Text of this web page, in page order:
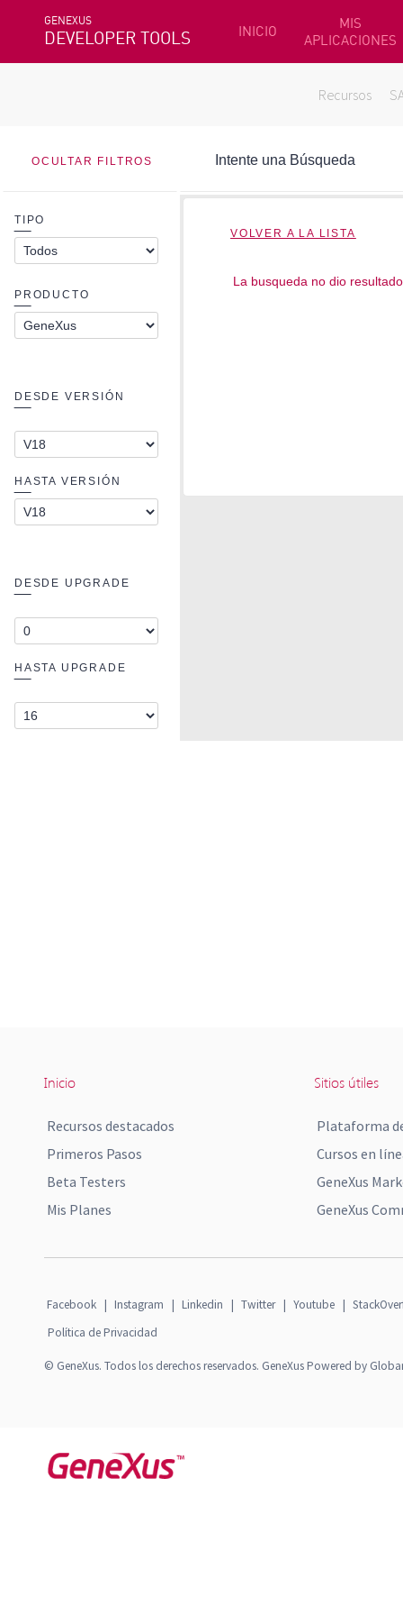
GENEXUS
DEVELOPER TOOLS INICIO
MIS
APLICACIONES
Recursos
Inicio
Recursos destacados
Primeros Pasos
Beta Testers
Mis Planes
Sitios útiles
Plataforma
Cursos en
GeneXus
GeneXus
Facebook | Instagram | Linkedin | Twitter | Youtube |
Política de Privacidad
© GeneXus. Todos los derechos reservados. GeneXus Powered by